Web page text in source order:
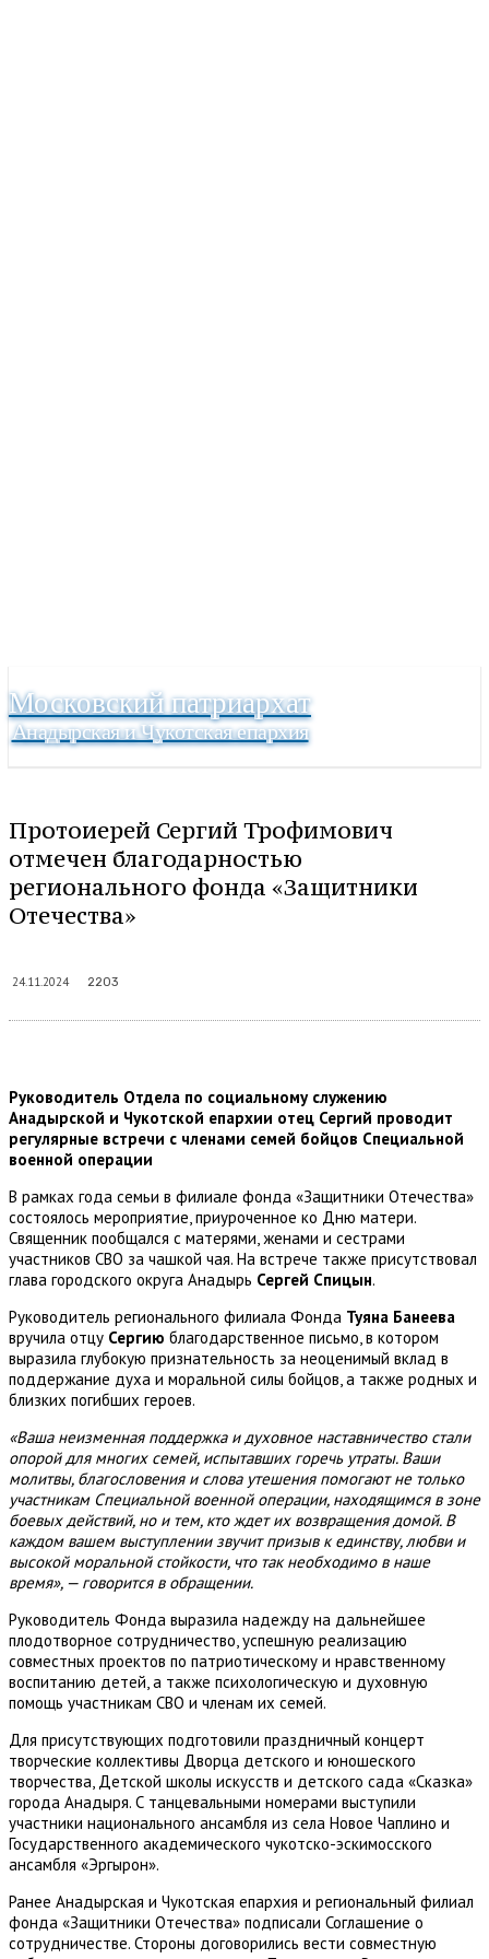
Московский патриархат
Анадырская и Чукотская епархия
Протоиерей Сергий Трофимович
отмечен благодарностью
регионального фонда «Защитники
Отечества»
24.11.2024 2203
Руководитель Отдела по социальному служению
Анадырской и Чукотской епархии отец Сергий проводит
регулярные встречи с членами семей бойцов Специальной
военной операции
В рамках года семьи в филиале фонда «Защитники Отечества»
состоялось мероприятие, приуроченное ко Дню матери.
Священник пообщался с матерями, женами и сестрами
участников СВО за чашкой чая. На встрече также присутствовал
глава городского округа Анадырь Сергей Спицын.
Руководитель регионального филиала Фонда Туяна Банеева
вручила отцу Сергию благодарственное письмо, в котором
выразила глубокую признательность за неоценимый вклад в
поддержание духа и моральной силы бойцов, а также родных и
близких погибших героев.
«Ваша неизменная поддержка и духовное наставничество стали
опорой для многих семей, испытавших горечь утраты. Ваши
молитвы, благословения и слова утешения помогают не только
участникам Специальной военной операции, находящимся в зоне
боевых действий, но и тем, кто ждет их возвращения домой. В
каждом вашем выступлении звучит призыв к единству, любви и
высокой моральной стойкости, что так необходимо в наше
время», — говорится в обращении.
Руководитель Фонда выразила надежду на дальнейшее
плодотворное сотрудничество, успешную реализацию
совместных проектов по патриотическому и нравственному
воспитанию детей, а также психологическую и духовную
помощь участникам СВО и членам их семей.
Для присутствующих подготовили праздничный концерт
творческие коллективы Дворца детского и юношеского
творчества, Детской школы искусств и детского сада «Сказка»
города Анадыря. С танцевальными номерами выступили
участники национального ансамбля из села Новое Чаплино и
Государственного академического чукотско-эскимосского
ансамбля «Эргырон».
Ранее Анадырская и Чукотская епархия и региональный филиал
фонда «Защитники Отечества» подписали Соглашение о
сотрудничестве. Стороны договорились вести совместную